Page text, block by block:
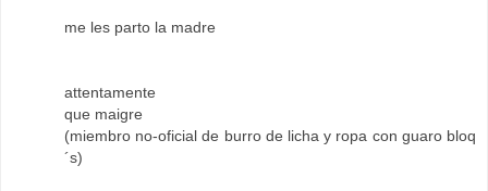
me les parto la madre
attentamente
que maigre
(miembro no-oficial de burro de licha y ropa con guaro bloq
´s)